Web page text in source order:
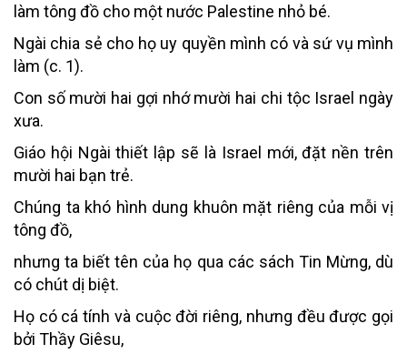
làm tông đồ cho một nước Palestine nhỏ bé.
Ngài chia sẻ cho họ uy quyền mình có và sứ vụ mình
làm (c. 1).
Con số mười hai gợi nhớ mười hai chi tộc Israel ngày
xưa.
Giáo hội Ngài thiết lập sẽ là Israel mới, đặt nền trên
mười hai bạn trẻ.
Chúng ta khó hình dung khuôn mặt riêng của mỗi vị
tông đồ,
nhưng ta biết tên của họ qua các sách Tin Mừng, dù
có chút dị biệt.
Họ có cá tính và cuộc đời riêng, nhưng đều được gọi
bởi Thầy Giêsu,